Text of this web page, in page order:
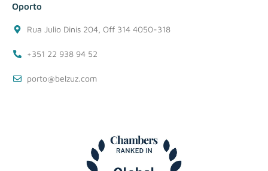
Oporto
Rua Julio Dinis 204, Off 314 4050-318
+351 22 938 94 52
porto@belzuz.com